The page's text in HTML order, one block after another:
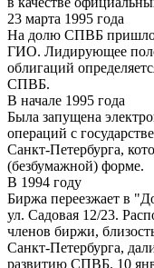
23 марта 1995 года
На долю СПВБ
ГИО. Лидирующее
облигаций
СПВБ.
В начале 1995 года
Была запущена
операций с
Санкт-Петербурга,
(безбумажной) форме.
В 1994 году
Биржа переезжает в
ул. Садовая 12/23.
членов биржи,
Санкт-Петербурга,
развитию СПВБ. 10